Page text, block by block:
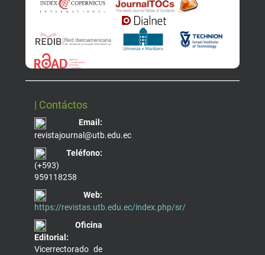
| Contáctos
Email:
revistajournal@utb.edu.ec
Teléfono:
(+593)
959118258
Web:
https://revistas.utb.edu.ec/index.php/sr/
Oficina
Editorial:
Vicerrectorado de